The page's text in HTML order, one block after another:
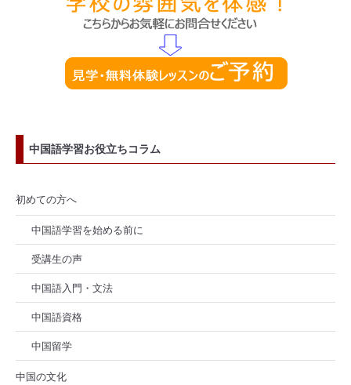
中国語学習お役立ちコラム
初めての方へ
中国語学習を始める前に
受講生の声
中国語入門・文法
中国語資格
中国留学
中国の文化